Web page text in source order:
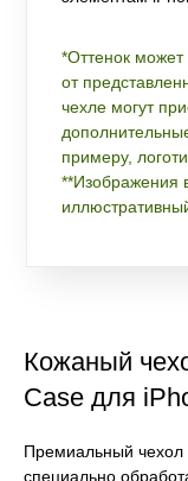
*Оттенок может
от
чехле могут
примеру,
**Изображения
Кожаный
Case для
Премиальный чехол
специально